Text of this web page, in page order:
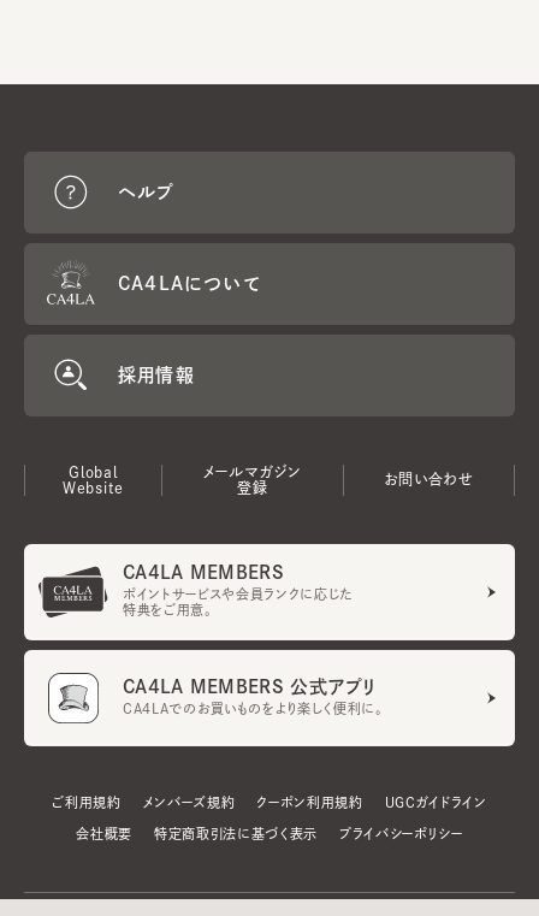
ヘルプ
CA4LAについて
採用情報
Global
Website
メールマガジン
登録
お問い合わせ
CA4LA MEMBERS
ポイントサービスや会員ランクに応じた
特典をご用意。
CA4LA MEMBERS 公式アプリ
CA4LAでのお買いものをより楽しく便利に。
ご利用規約 メンバーズ規約 クーポン利用規約 UGCガイドライン
会社概要 特定商取引法に基づく表示 プライバシーポリシー